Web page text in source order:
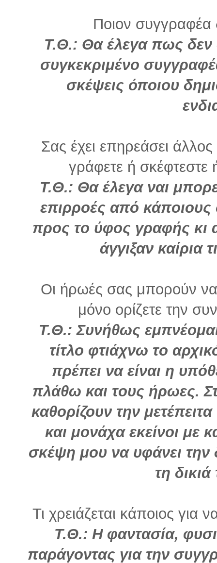
Ποιον συγγραφέα
Τ.Θ.: Θα έλεγα πως δεν
συγκεκριμένο
σκέψεις όποιου
Σας έχει επηρεάσει
γράφετε ή σκέφτεστε
Τ.Θ.: Θα έλεγα ναι
επιρροές από
προς το ύφος γραφής κι
άγγιξαν καίρια
Οι ήρωές σας μπορούν να
μόνο ορίζετε την
Τ.Θ.: Συνήθως
τίτλο φτιάχνω το
πρέπει να είναι η
πλάθω και τους ήρωες.
καθορίζουν την
και μονάχα εκείνοι με
σκέψη μου να υφάνει την
τη
Τι χρειάζεται κάποιος για
Τ.Θ.: Η φαντασία,
παράγοντας για την